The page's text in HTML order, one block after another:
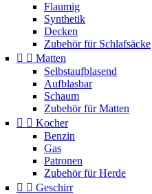
Flaumig
Synthetik
Decken
Zubehör für Schlafsäcke
  Matten
Selbstaufblasend
Aufblasbar
Schaum
Zubehör für Matten
  Kocher
Benzin
Gas
Patronen
Zubehör für Herde
  Geschirr